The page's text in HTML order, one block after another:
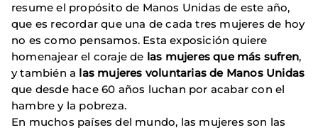
resume el propósito de Manos Unidas de este año,
que es recordar que una de cada tres mujeres de hoy
no es como pensamos. Esta exposición quiere
homenajear el coraje de las mujeres que más sufren,
y también a las mujeres voluntarias de Manos Unidas
que desde hace 60 años luchan por acabar con el
hambre y la pobreza.
En muchos países del mundo, las mujeres son las